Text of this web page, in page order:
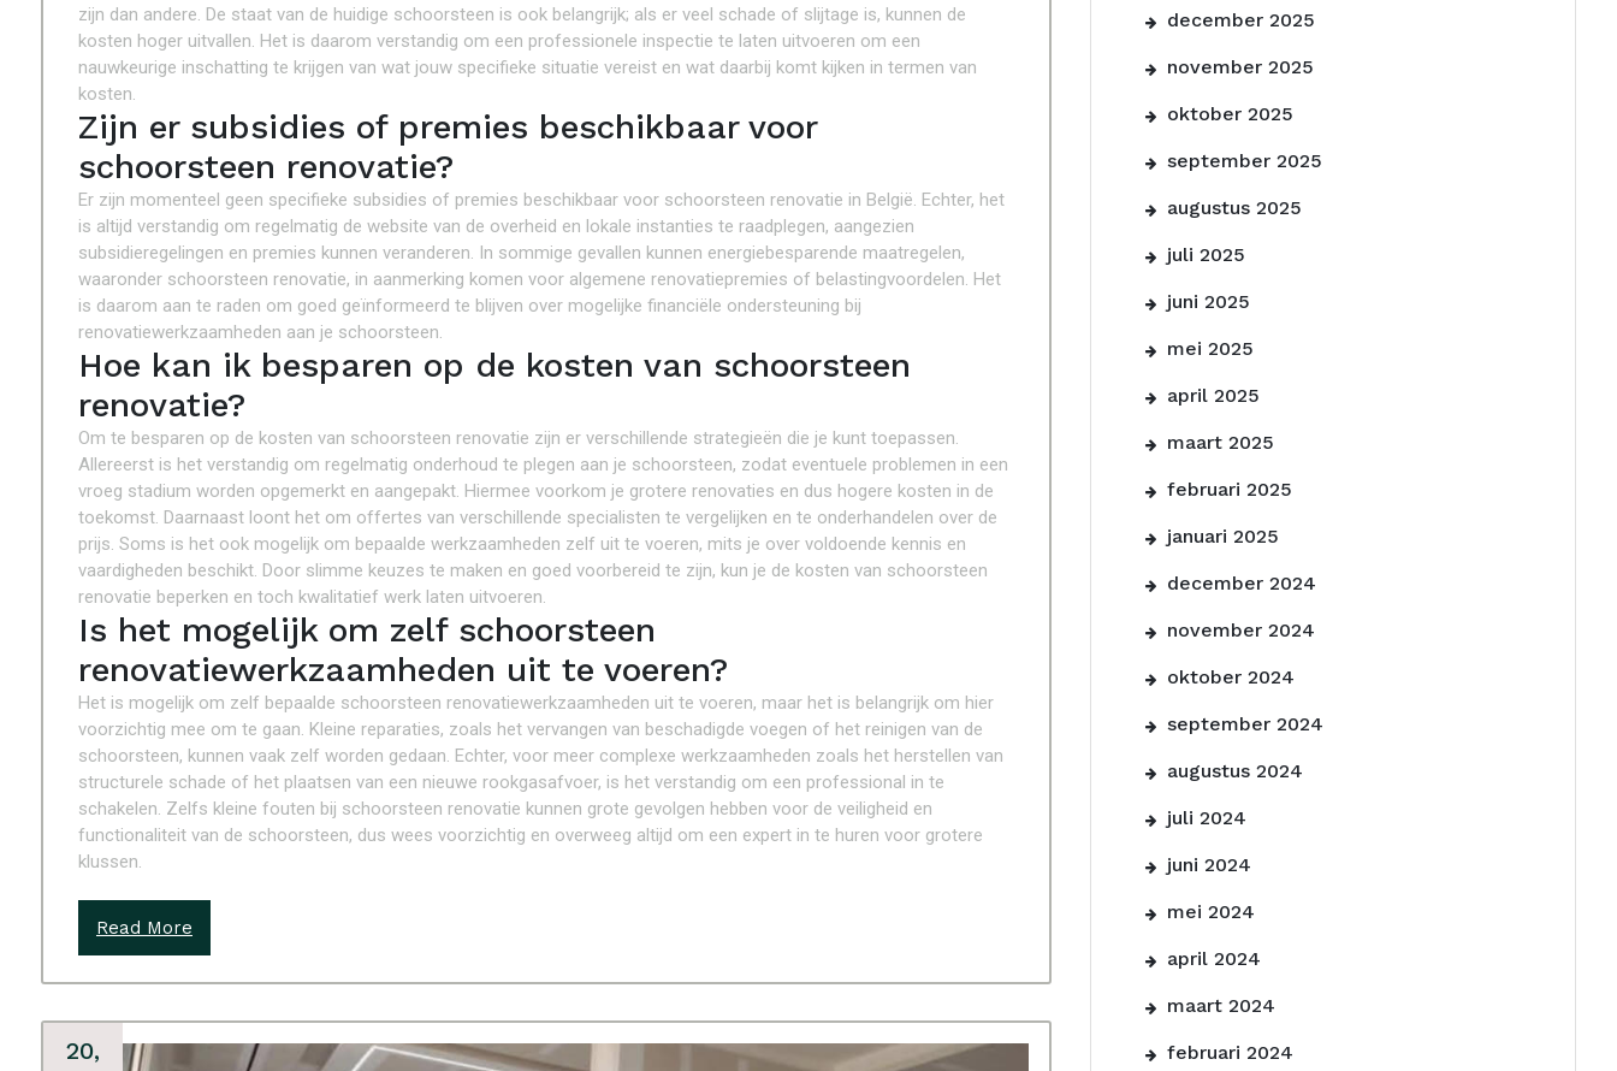
zijn dan andere. De staat van de huidige schoorsteen is ook belangrijk; als er veel schade of slijtage is, kunnen de
kosten hoger uitvallen. Het is daarom verstandig om een professionele inspectie te laten uitvoeren om een
nauwkeurige inschatting te krijgen van wat jouw specifieke situatie vereist en wat daarbij komt kijken in termen van
kosten.
Zijn er subsidies of premies beschikbaar voor
schoorsteen renovatie?
Er zijn momenteel geen specifieke subsidies of premies beschikbaar voor schoorsteen renovatie in België. Echter, het
is altijd verstandig om regelmatig de website van de overheid en lokale instanties te raadplegen, aangezien
subsidieregelingen en premies kunnen veranderen. In sommige gevallen kunnen energiebesparende maatregelen,
waaronder schoorsteen renovatie, in aanmerking komen voor algemene renovatiepremies of belastingvoordelen. Het
is daarom aan te raden om goed geïnformeerd te blijven over mogelijke financiële ondersteuning bij
renovatiewerkzaamheden aan je schoorsteen.
Hoe kan ik besparen op de kosten van schoorsteen
renovatie?
Om te besparen op de kosten van schoorsteen renovatie zijn er verschillende strategieën die je kunt toepassen.
Allereerst is het verstandig om regelmatig onderhoud te plegen aan je schoorsteen, zodat eventuele problemen in een
vroeg stadium worden opgemerkt en aangepakt. Hiermee voorkom je grotere renovaties en dus hogere kosten in de
toekomst. Daarnaast loont het om offertes van verschillende specialisten te vergelijken en te onderhandelen over de
prijs. Soms is het ook mogelijk om bepaalde werkzaamheden zelf uit te voeren, mits je over voldoende kennis en
vaardigheden beschikt. Door slimme keuzes te maken en goed voorbereid te zijn, kun je de kosten van schoorsteen
renovatie beperken en toch kwalitatief werk laten uitvoeren.
Is het mogelijk om zelf schoorsteen
renovatiewerkzaamheden uit te voeren?
Het is mogelijk om zelf bepaalde schoorsteen renovatiewerkzaamheden uit te voeren, maar het is belangrijk om hier
voorzichtig mee om te gaan. Kleine reparaties, zoals het vervangen van beschadigde voegen of het reinigen van de
schoorsteen, kunnen vaak zelf worden gedaan. Echter, voor meer complexe werkzaamheden zoals het herstellen van
structurele schade of het plaatsen van een nieuwe rookgasafvoer, is het verstandig om een professional in te
schakelen. Zelfs kleine fouten bij schoorsteen renovatie kunnen grote gevolgen hebben voor de veiligheid en
functionaliteit van de schoorsteen, dus wees voorzichtig en overweeg altijd om een expert in te huren voor grotere
klussen.
Read More
20,
december 2025
november 2025
oktober 2025
september 2025
augustus 2025
juli 2025
juni 2025
mei 2025
april 2025
maart 2025
februari 2025
januari 2025
december 2024
november 2024
oktober 2024
september 2024
augustus 2024
juli 2024
juni 2024
mei 2024
april 2024
maart 2024
februari 2024